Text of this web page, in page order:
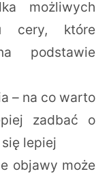
możliwych
cery, które
podstawie
– na co warto
zadbać o
lepiej
objawy może